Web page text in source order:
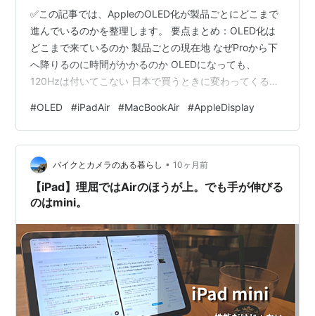
✅この記事では、AppleのOLED化が製品ごとにどこまで
進んでいるのかを整理します。 要点まとめ：OLED化は
どこまで来ているのか 製品ごとの現在地 なぜProから下
へ降りるのに時間がかかるのか OLEDになっても、
120Hzは付いてこない 日本で買うときに変わってくると
「OLED搭載」の一言が、だんだん意味を持たなくなって
きた まとめ：切り替わったのはProだけ、残りはこれか
ら どうも、となりです。 AppleのOLED化は、製品ごと
に進み方がばらばらです。iPad Proはもう2年前に切り替
わっていて、iPad miniとAirはこれから…
#OLED #iPadAir #MacBookAir #AppleDisplay
バイクとカメラのある暮らし • 10ヶ月前
【iPad】理屈ではAirのほうが上。でも手が伸びる
のはmini。